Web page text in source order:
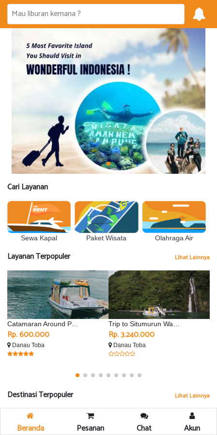
Cari Layanan
Sewa Kapal Paket Wisata Olahraga Air
Layanan Terpopuler Lihat Lainnya
Rp. 600.000
Danau Toba
Rp. 3.240.000
Danau Toba
Destinasi Terpopuler Lihat Lainnya
Beranda Pesanan Chat Akun